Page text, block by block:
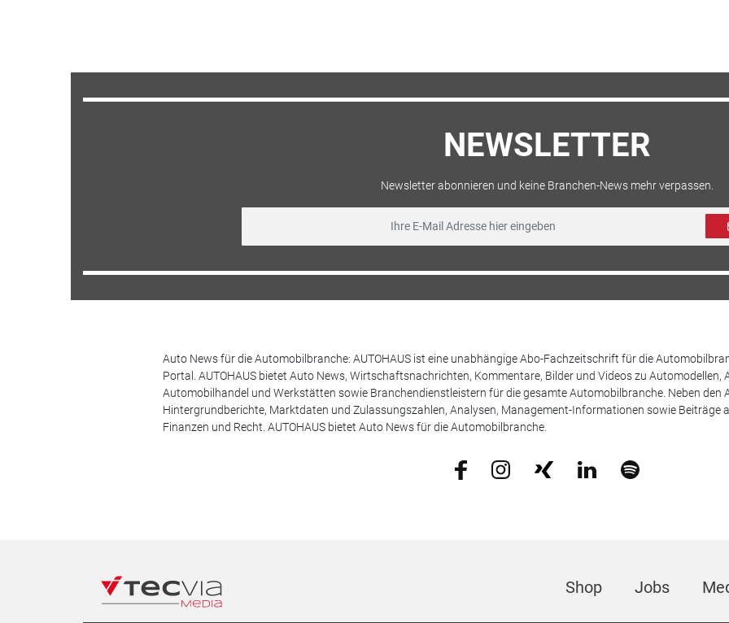
NEWSLETTER
Newsletter abonnieren und keine Branchen-News mehr verpassen.
Auto News für die Automobilbranche: AUTOHAUS ist eine unabhängige Abo-Fachzeitschrift für die
Portal. AUTOHAUS bietet Auto News, Wirtschaftsnachrichten, Kommentare, Bilder und Videos zu
Automobilhandel und Werkstätten sowie Branchendienstleistern für die gesamte Automobilbranche. Neben den
Hintergrundberichte, Marktdaten und Zulassungszahlen, Analysen, Management-Informationen sowie Beiträge
Finanzen und Recht. AUTOHAUS bietet Auto News für die Automobilbranche.
Shop Jobs